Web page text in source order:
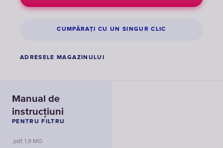
CUMPĂRAȚI CU UN SINGUR CLIC
ADRESELE MAGAZINULUI
Manual de
instrucțiuni
PENTRU FILTRU
.pdf, 1,9 MO